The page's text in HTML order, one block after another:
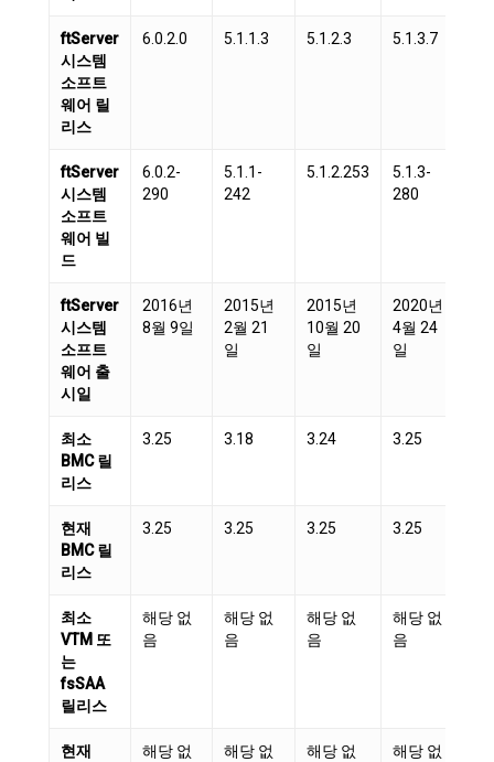
ftServer
시스템
소프트
웨어 릴
리스
6.0.2.0 5.1.1.3 5.1.2.3 5.1.3.7
ftServer
시스템
소프트
웨어 빌
드
6.0.2-
290
5.1.1-
242
5.1.2.253
5.1.3-
280
ftServer
시스템
소프트
웨어 출
시일
2016년
8월 9일
2015년
2월 21
일
2015년
10월 20
일
2020년
4월 24
일
최소
BMC 릴
리스
3.25 3.18 3.24 3.25
현재
BMC 릴
리스
3.25 3.25 3.25 3.25
최소
VTM 또
는
fsSAA
릴리스
해당 없
음
해당 없
음
해당 없
음
해당 없
음
현재
해당 없
해당 없
해당 없
해당 없